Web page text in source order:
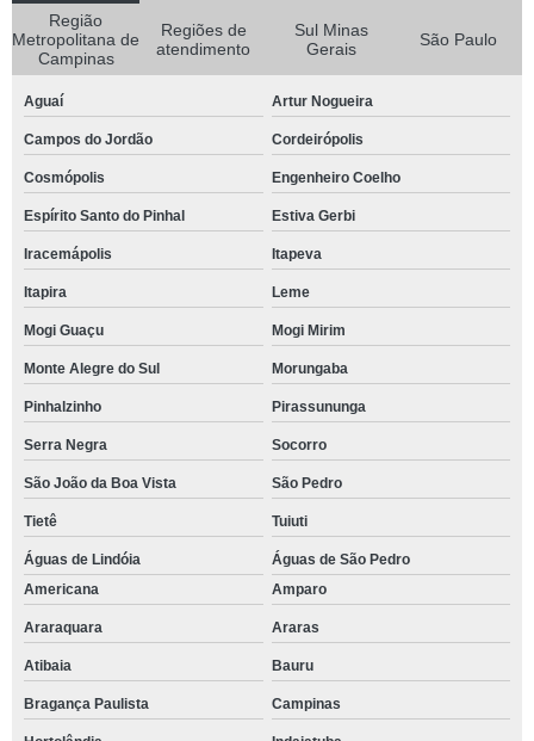
Região
Metropolitana de
Campinas
Regiões de
atendimento
Sul Minas
Gerais
São Paulo
Aguaí Artur Nogueira
Campos do Jordão Cordeirópolis
Cosmópolis Engenheiro Coelho
Espírito Santo do Pinhal Estiva Gerbi
Iracemápolis Itapeva
Itapira Leme
Mogi Guaçu Mogi Mirim
Monte Alegre do Sul Morungaba
Pinhalzinho Pirassununga
Serra Negra Socorro
São João da Boa Vista São Pedro
Tietê Tuiuti
Águas de Lindóia
Águas de São Pedro
Americana
Amparo
Araraquara Araras
Atibaia Bauru
Bragança Paulista Campinas